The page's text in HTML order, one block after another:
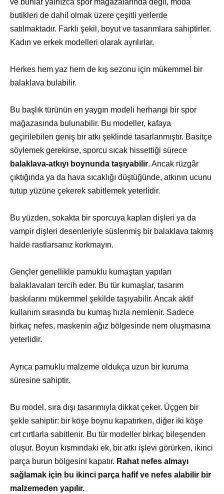
butikleri de dahil olmak üzere çeşitli yerlerde
satılmaktadır. Farklı şekil, boyut ve tasarımlara sahiptirler.
Kadın ve erkek modelleri olarak ayrılırlar.
Herkes hem yaz hem de kış sezonu için mükemmel bir
balaklava bulabilir.
Bu başlık türünün en yaygın modeli herhangi bir spor
mağazasında bulunabilir. Bu modeller, kafaya
geçirilebilen geniş bir atkı şeklinde tasarlanmıştır. Basitçe
söylemek gerekirse, sporcu sıcak hissettiği sürece
balaklava-atkıyı boynunda taşıyabilir. Ancak rüzgâr
çıktığında ya da hava sıcaklığı düştüğünde, atkının ucunu
tutup yüzüne çekerek sabitlemek yeterlidir.
Bu yüzden, sokakta bir sporcuya kaplan dişleri ya da
vampir dişleri desenleriyle süslenmiş bir balaklava takmış
halde rastlarsanız korkmayın.
Gençler genellikle pamuklu kumaştan yapılan
balaklavaları tercih eder. Bu tür kumaşlar, tasarım
baskılarını mükemmel şekilde taşıyabilir. Ancak aktif
kullanım sırasında bu kumaş hızla nemlenir. Sadece
birkaç nefes, maskenin ağız bölgesinde nem oluşmasına
yeterlidir.
Ayrıca pamuklu malzeme oldukça uzun bir kuruma
süresine sahiptir.
Bu model, sıra dışı tasarımıyla dikkat çeker. Üçgen bir
şekle sahiptir: bir köşe boynu kapatırken, diğer iki köşe
cırt cırtlarla sabitlenir. Bu tür modeller birkaç bileşenden
oluşur. Boyun kısmındaki ek, bir atkı işlevi görürken, ikinci
parça burun bölgesini kapatır. Rahat nefes almayı
sağlamak için bu ikinci parça hafif ve nefes alabilir bir
malzemeden yapılır.